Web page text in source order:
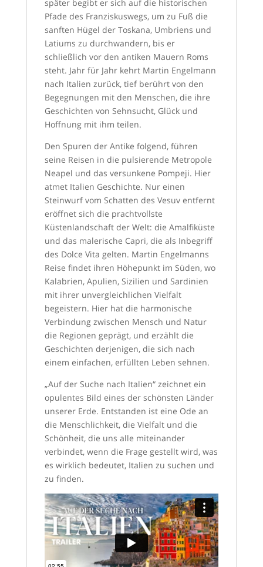
später begibt er sich auf die historischen
Pfade des Franziskuswegs, um zu Fuß die
sanften Hügel der Toskana, Umbriens und
Latiums zu durchwandern, bis er
schließlich vor den antiken Mauern Roms
steht. Jahr für Jahr kehrt Martin Engelmann
nach Italien zurück, tief berührt von den
Begegnungen mit den Menschen, die ihre
Geschichten von Sehnsucht, Glück und
Hoffnung mit ihm teilen.
Den Spuren der Antike folgend, führen
seine Reisen in die pulsierende Metropole
Neapel und das versunkene Pompeji. Hier
atmet Italien Geschichte. Nur einen
Steinwurf vom Schatten des Vesuv entfernt
eröffnet sich die prachtvollste
Küstenlandschaft der Welt: die Amalfiküste
und das malerische Capri, die als Inbegriff
des Dolce Vita gelten. Martin Engelmanns
Reise findet ihren Höhepunkt im Süden, wo
Kalabrien, Apulien, Sizilien und Sardinien
mit ihrer unvergleichlichen Vielfalt
begeistern. Hier hat die harmonische
Verbindung zwischen Mensch und Natur
die Regionen geprägt, und erzählt die
Geschichten derjenigen, die sich nach
einem einfachen, erfüllten Leben sehnen.
„Auf der Suche nach Italien“ zeichnet ein
opulentes Bild eines der schönsten Länder
unserer Erde. Entstanden ist eine Ode an
die Menschlichkeit, die Vielfalt und die
Schönheit, die uns alle miteinander
verbindet, wenn die Frage gestellt wird, was
es wirklich bedeutet, Italien zu suchen und
zu finden.